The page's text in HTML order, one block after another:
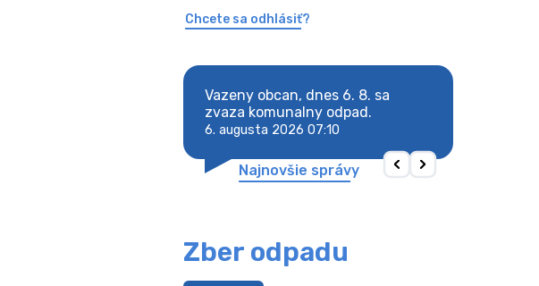
Chcete sa odhlásiť?
Vazeny obcan, dnes 6. 8. sa
zvaza komunalny odpad.
6. augusta 2026 07:10
Najnovšie správy
Zber odpadu